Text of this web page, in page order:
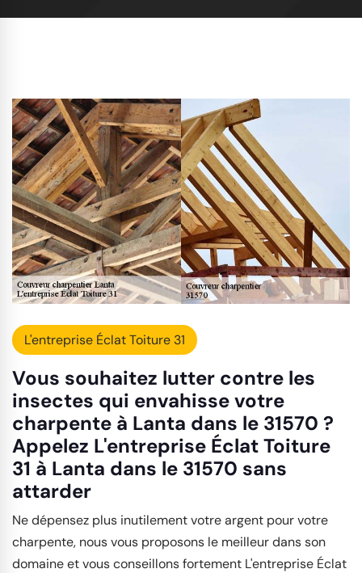
L'entreprise Éclat Toiture 31
Vous souhaitez lutter contre les
insectes qui envahisse votre
charpente à Lanta dans le 31570 ?
Appelez L'entreprise Éclat Toiture
31 à Lanta dans le 31570 sans
attarder
Ne dépensez plus inutilement votre argent pour votre
charpente, nous vous proposons le meilleur dans son
domaine et vous conseillons fortement L'entreprise Éclat